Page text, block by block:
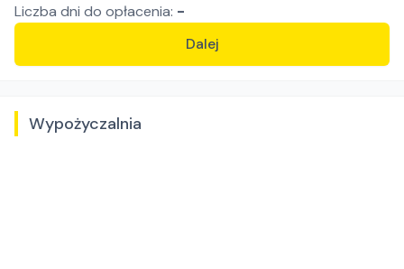
Liczba dni do opłacenia: -
Dalej
Wypożyczalnia